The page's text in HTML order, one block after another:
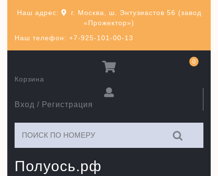
Наш телефон: +7-925-101-00-13
Наш адрес:
г. Москва, ш. Энтузиастов 56 (завод
«Прожектор»)
Полуось.рф
Вход / Регистрация
Корзина
0